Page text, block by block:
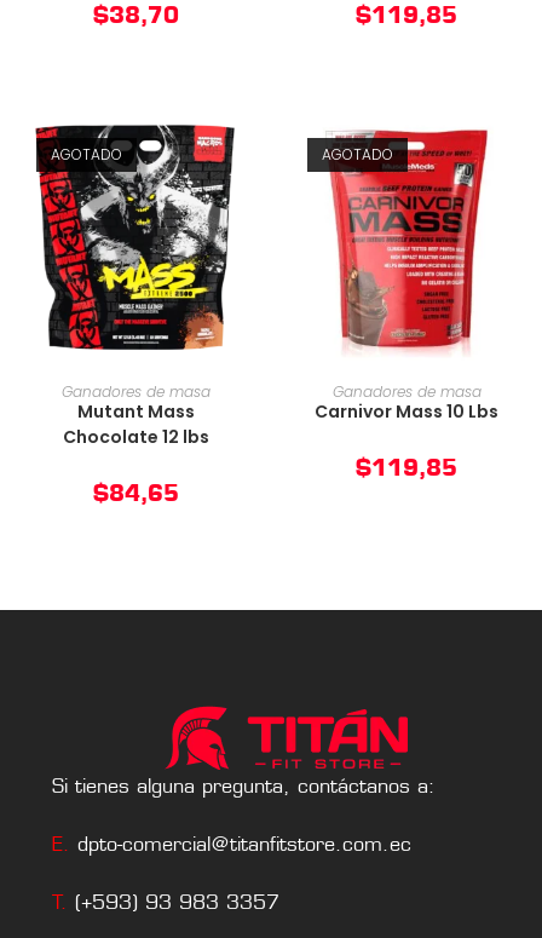
$38,70 $119,85
AGOTADO
AÑADIR AL CARRITO
Ganadores de masa
Mutant Mass
Chocolate 12 lbs
$84,65
AGOTADO
AÑADIR AL CARRITO
Ganadores de masa
Carnivor Mass 10 Lbs
$119,85
Si tienes alguna pregunta, contáctanos a:
E. dpto-comercial@titanfitstore.com.ec
T. (+593) 93 983 3357